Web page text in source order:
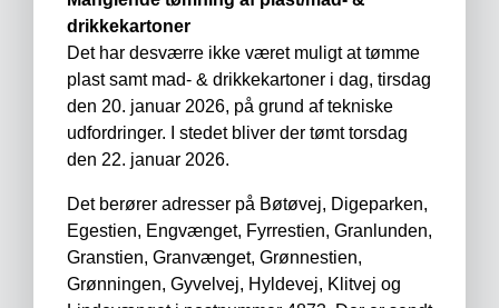
drikkekartoner
Det har desværre ikke været muligt at tømme
plast samt mad- & drikkekartoner i dag, tirsdag
den 20. januar 2026, på grund af tekniske
udfordringer. I stedet bliver der tømt torsdag
den 22. januar 2026.
Det berører adresser på Bøtøvej, Digeparken,
Egestien, Engvænget, Fyrrestien, Granlunden,
Granstien, Granvænget, Grønnestien,
Grønningen, Gyvelvej, Hyldevej, Klitvej og